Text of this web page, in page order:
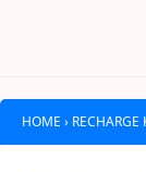
HOME › RECHARGE